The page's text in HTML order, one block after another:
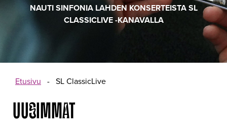
NAUTI SINFONIA LAHDEN KONSERTEISTA SL
CLASSICLIVE -KANAVALLA
Etusivu - SL ClassicLive
UUSIMMAT